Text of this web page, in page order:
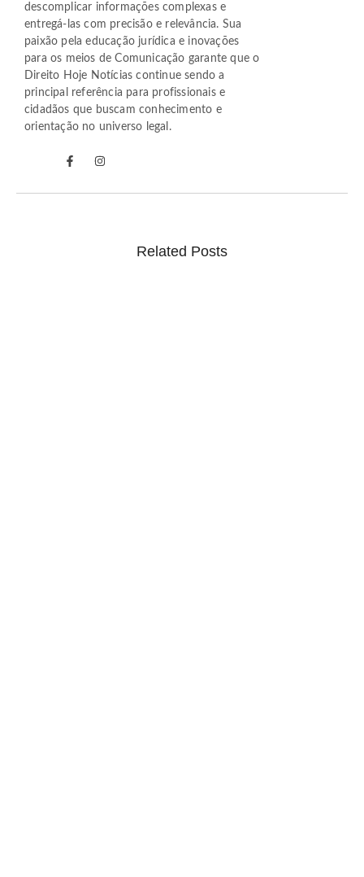
descomplicar informações complexas e
entregá-las com precisão e relevância. Sua
paixão pela educação jurídica e inovações
para os meios de Comunicação garante que o
Direito Hoje Notícias continue sendo a
principal referência para profissionais e
cidadãos que buscam conhecimento e
orientação no universo legal.
Related Posts